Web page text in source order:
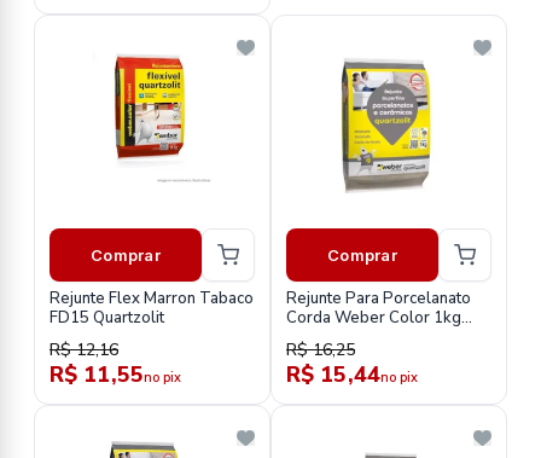
Comprar
Rejunte Flex Marron Tabaco
FD15 Quartzolit
R$ 12,16
R$ 11,55no pix
Comprar
Rejunte Para Porcelanato
Corda Weber Color 1kg
Quartzolit
R$ 16,25
R$ 15,44no pix